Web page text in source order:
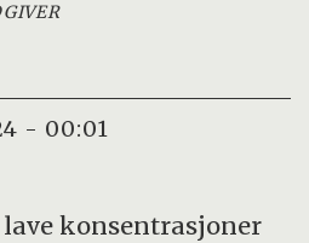
- 00:01
konsentrasjoner